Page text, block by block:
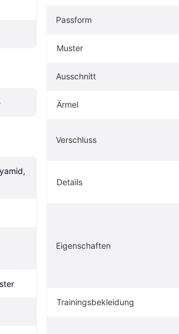
Passform
Muster
Ausschnitt
Ärmel
Verschluss
Details
Eigenschaften
Trainingsbekleidung